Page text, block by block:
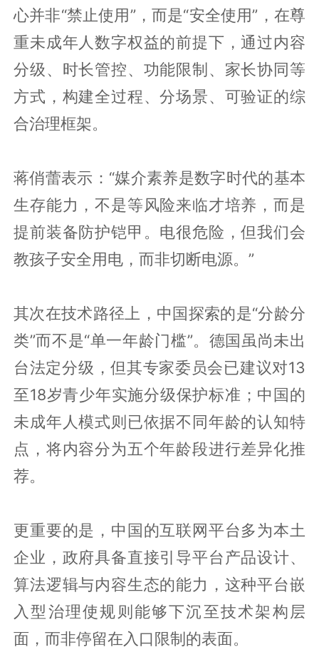
心并非“禁止使用”，而是“安全使用”，在尊
重未成年人数字权益的前提下，通过内容
分级、时长管控、功能限制、家长协同等
方式，构建全过程、分场景、可验证的综
合治理框架。
蒋俏蕾表示：“媒介素养是数字时代的基本
生存能力，不是等风险来临才培养，而是
提前装备防护铠甲。电很危险，但我们会
教孩子安全用电，而非切断电源。”
其次在技术路径上，中国探索的是“分龄分
类”而不是“单一年龄门槛”。德国虽尚未出
台法定分级，但其专家委员会已建议对13
至18岁青少年实施分级保护标准；中国的
未成年人模式则已依据不同年龄的认知特
点，将内容分为五个年龄段进行差异化推
荐。
更重要的是，中国的互联网平台多为本土
企业，政府具备直接引导平台产品设计、
算法逻辑与内容生态的能力，这种平台嵌
入型治理使规则能够下沉至技术架构层
面，而非停留在入口限制的表面。